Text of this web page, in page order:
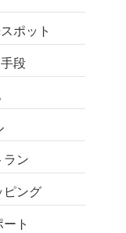
ポット
段
ラン
ピング
ト